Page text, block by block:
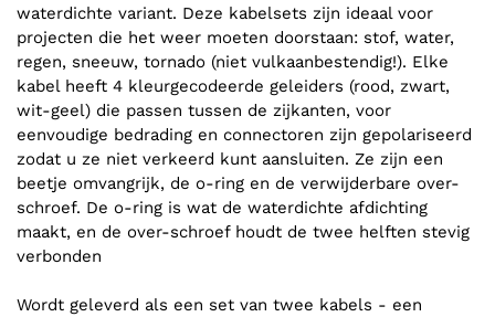
waterdichte variant. Deze kabelsets zijn ideaal voor
projecten die het weer moeten doorstaan: stof, water,
regen, sneeuw, tornado (niet vulkaanbestendig!). Elke
kabel heeft 4 kleurgecodeerde geleiders (rood, zwart,
wit-geel) die passen tussen de zijkanten, voor
eenvoudige bedrading en connectoren zijn gepolariseerd
zodat u ze niet verkeerd kunt aansluiten. Ze zijn een
beetje omvangrijk, de o-ring en de verwijderbare over-
schroef. De o-ring is wat de waterdichte afdichting
maakt, en de over-schroef houdt de twee helften stevig
verbonden
Wordt geleverd als een set van twee kabels - een